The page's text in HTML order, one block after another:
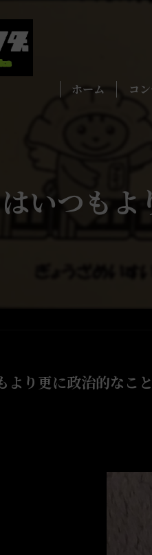
ホーム コ
いつも
より更に政治的なこ